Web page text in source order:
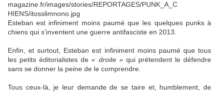
Esteban est infiniment moins paumé que les quelques punks à
chiens qui s’inventent une guerre antifasciste en 2013.
Enfin, et surtout, Esteban est infiniment moins paumé que tous
les petits éditorialistes de« droite »qui prétendent le défendre
sans se donner la peine de le comprendre.
Tous ceux-là, je leur demande de se taire et, humblement, de